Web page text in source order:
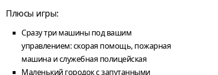
Плюсы игры:
Сразу три машины под вашим
управлением: скорая помощь, пожарная
машина и служебная полицейская
Маленький городок с запутанными